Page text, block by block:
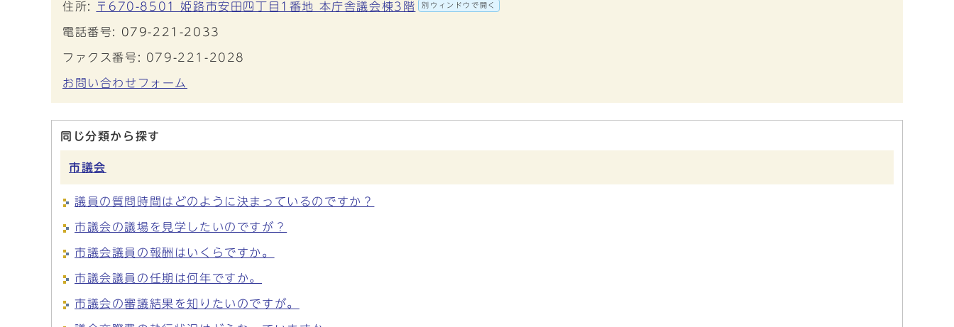
住所: 〒670-8501 姫路市安田四丁目1番地 本庁舎議会棟3階 別ウィンドウで開く
電話番号: 079-221-2033
ファクス番号: 079-221-2028
お問い合わせフォーム
同じ分類から探す
市議会
議員の質問時間はどのように決まっているのですか？
市議会の議場を見学したいのですが？
市議会議員の報酬はいくらですか。
市議会議員の任期は何年ですか。
市議会の審議結果を知りたいのですが。